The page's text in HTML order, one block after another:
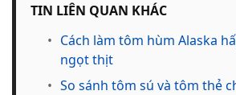
TIN LIÊN QUAN KHÁC
• Cách làm tôm hùm Alaska
ngọt thịt
• So sánh tôm sú và tôm thẻ